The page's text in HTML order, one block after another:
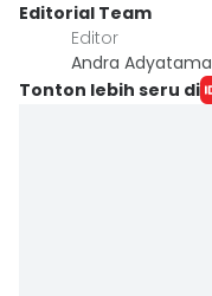
Editorial Team
Editor
Andra Adyatama
Tonton lebih seru di